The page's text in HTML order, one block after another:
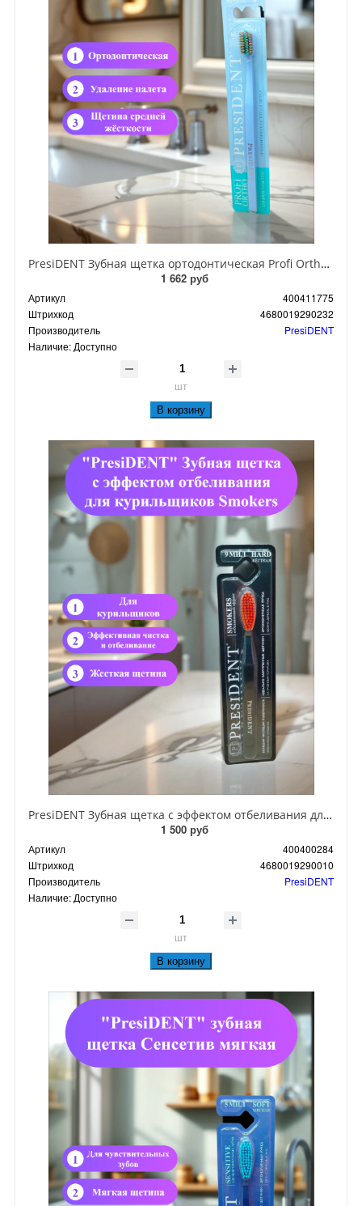
PresiDENT Зубная щетка ортодонтическая Profi Ortho Средняя
1 662 руб
Артикул
400411775
Штрихкод
4680019290232
Производитель
PresiDENT
Наличие: Доступно
шт
В корзину
PresiDENT Зубная щетка с эффектом отбеливания для курильщиков Smokers
1 500 руб
Артикул
400400284
Штрихкод
4680019290010
Производитель
PresiDENT
Наличие: Доступно
шт
В корзину